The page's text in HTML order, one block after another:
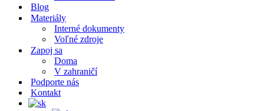
Blog
Materiály
Interné dokumenty
Voľné zdroje
Zapoj sa
Doma
V zahraničí
Podporte nás
Kontakt